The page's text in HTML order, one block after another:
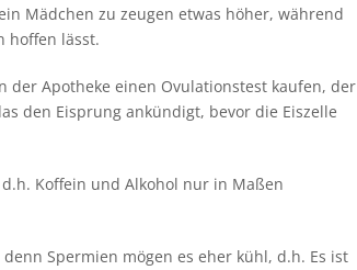
Mädchen zu zeugen etwas höher, während
hoffen lässt.
der Apotheke einen Ovulationstest kaufen, der
den Eisprung ankündigt, bevor die Eiszelle
Koffein und Alkohol nur in Maßen
Spermien mögen es eher kühl, d.h. Es ist